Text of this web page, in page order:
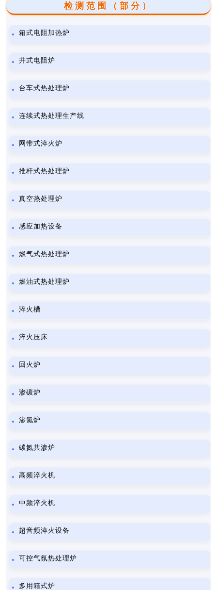
检测范围（部分）
箱式电阻加热炉
井式电阻炉
台车式热处理炉
连续式热处理生产线
网带式淬火炉
推杆式热处理炉
真空热处理炉
感应加热设备
燃气式热处理炉
燃油式热处理炉
淬火槽
淬火压床
回火炉
渗碳炉
渗氮炉
碳氮共渗炉
高频淬火机
中频淬火机
超音频淬火设备
可控气氛热处理炉
多用箱式炉